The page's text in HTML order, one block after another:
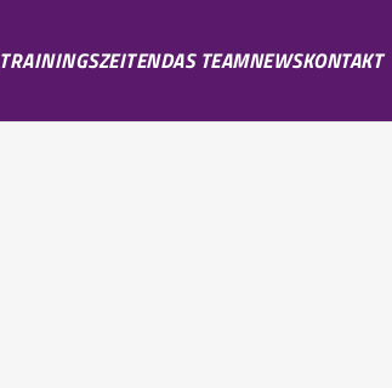
TRAININGSZEITENDAS TEAMNEWSKONTAKT